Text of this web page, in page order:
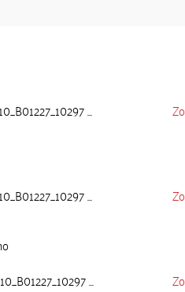
...
...
...